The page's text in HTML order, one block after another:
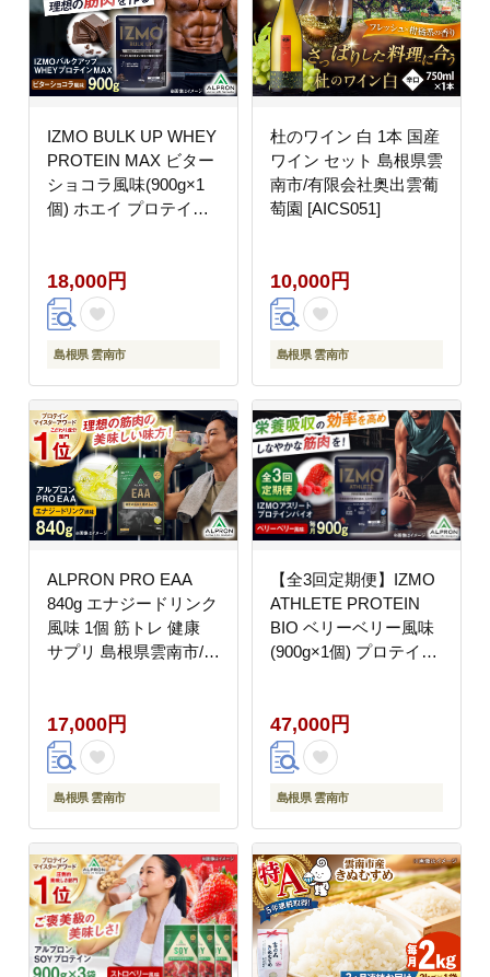
IZMO BULK UP WHEY
PROTEIN MAX ビター
ショコラ風味(900g×1
個) ホエイ プロテイン
[AIAL020]
18,000円
島根県 雲南市
杜のワイン 白 1本 国産
ワイン セット 島根県雲
南市/有限会社奥出雲葡
萄園 [AICS051]
10,000円
島根県 雲南市
ALPRON PRO EAA
840g エナジードリンク
風味 1個 筋トレ 健康
サプリ 島根県雲南市/株
17,000円
島根県 雲南市
【全3回定期便】IZMO
ATHLETE PROTEIN
BIO ベリーベリー風味
(900g×1個) プロテイン
[AIAL096]
47,000円
島根県 雲南市